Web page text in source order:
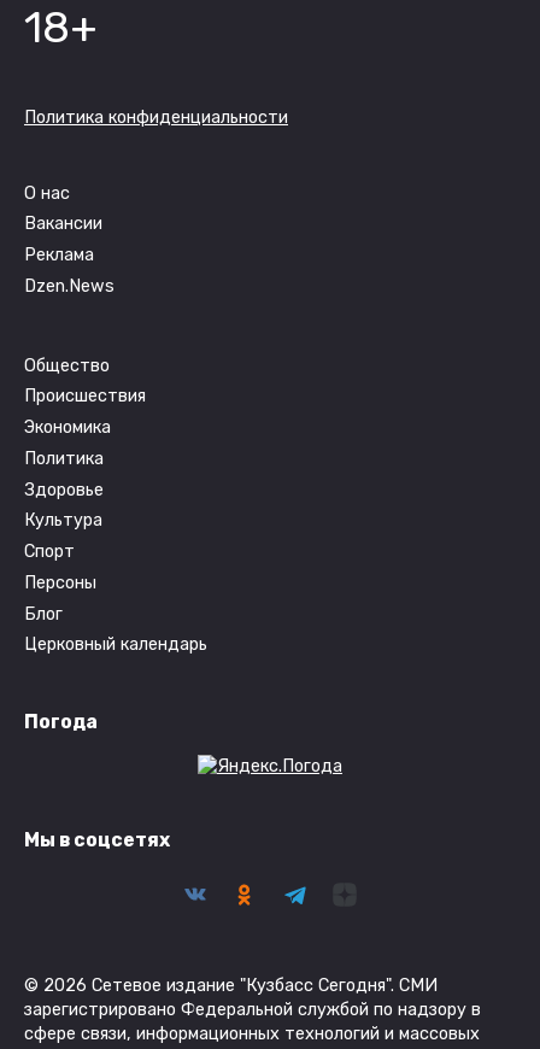
18+
Политика конфиденциальности
О нас
Вакансии
Реклама
Dzen.News
Общество
Происшествия
Экономика
Политика
Здоровье
Культура
Спорт
Персоны
Блог
Церковный календарь
Погода
Мы в соцсетях
© 2026 Сетевое издание "Кузбасс Сегодня". СМИ
зарегистрировано Федеральной службой по надзору в
сфере связи, информационных технологий и массовых